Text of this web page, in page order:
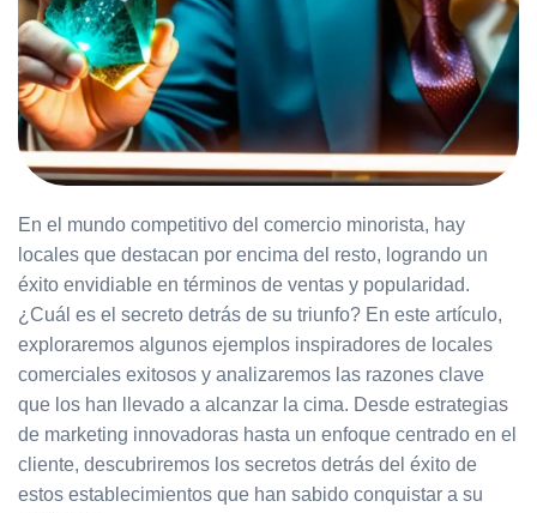
En el mundo competitivo del comercio minorista, hay
locales que destacan por encima del resto, logrando un
éxito envidiable en términos de ventas y popularidad.
¿Cuál es el secreto detrás de su triunfo? En este artículo,
exploraremos algunos ejemplos inspiradores de locales
comerciales exitosos y analizaremos las razones clave
que los han llevado a alcanzar la cima. Desde estrategias
de marketing innovadoras hasta un enfoque centrado en el
cliente, descubriremos los secretos detrás del éxito de
estos establecimientos que han sabido conquistar a su